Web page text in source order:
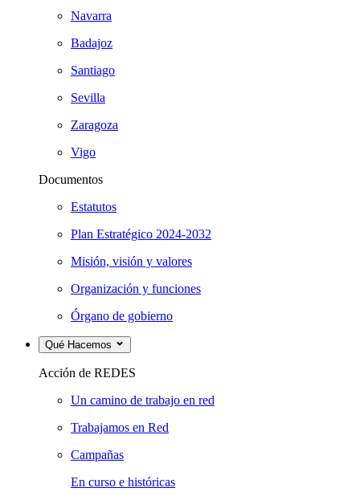
Navarra
Badajoz
Santiago
Sevilla
Zaragoza
Vigo
Documentos
Estatutos
Plan Estratégico 2024-2032
Misión, visión y valores
Organización y funciones
Órgano de gobierno
Qué Hacemos
Acción de REDES
Un camino de trabajo en red
Trabajamos en Red
Campañas
En curso e históricas